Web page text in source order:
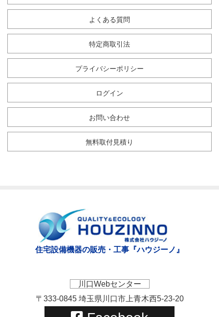
よくある質問
特定商取引法
プライバシーポリシー
ログイン
お問い合わせ
無料取付見積り
住宅設備機器の販売・工事『ハウジーノ』
川口Webセンター
〒333-0845 埼玉県川口市上青木西5-23-20